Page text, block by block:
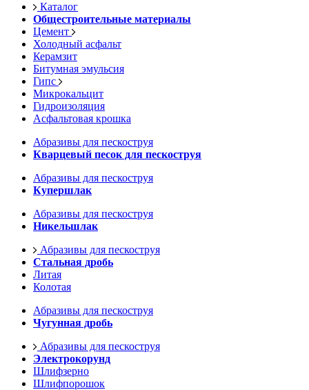
Каталог
Общестроительные материалы
Цемент
Холодный асфальт
Керамзит
Битумная эмульсия
Гипс
Микрокальцит
Гидроизоляция
Асфальтовая крошка
Абразивы для пескоструя
Кварцевый песок для пескоструя
Абразивы для пескоструя
Купершлак
Абразивы для пескоструя
Никельшлак
Абразивы для пескоструя
Стальная дробь
Литая
Колотая
Абразивы для пескоструя
Чугунная дробь
Абразивы для пескоструя
Электрокорунд
Шлифзерно
Шлифпорошок